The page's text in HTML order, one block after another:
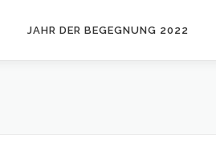
JAHR DER BEGEGNUNG 2022